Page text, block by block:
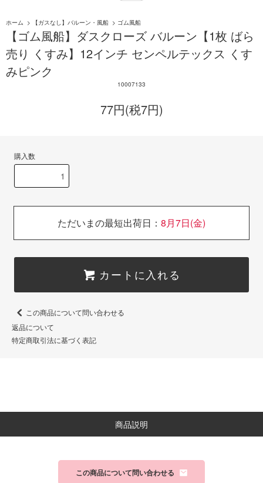
ホーム > 【ガスなし】バルーン・風船 > ゴム風船
【ゴム風船】ダスクローズ バルーン【1枚 ばら
売り くすみ】12インチ センペルテックス くす
みピンク
10007133
77円(税7円)
購入数
ただいまの最短出荷日： 8月7日(金)
カートに入れる
この商品について問い合わせる
返品について
特定商取引法に基づく表記
商品説明
この商品について問い合わせる